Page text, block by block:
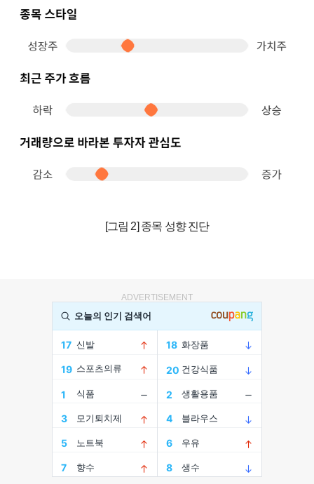
[그림 2] 종목 성향 진단
ADVERTISEMENT